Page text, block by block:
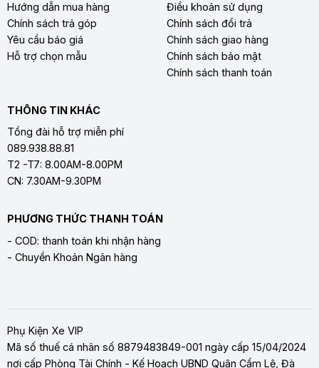
Hướng dẫn mua hàng
Chính sách trả góp
Yêu cầu báo giá
Hỗ trợ chọn mẫu
Điều khoản sử dụng
Chính sách đổi trả
Chính sách giao hàng
Chính sách bảo mật
Chính sách thanh toán
THÔNG TIN KHÁC
Tổng đài hỗ trợ miễn phí
089.938.88.81
T2 -T7: 8.00AM-8.00PM
CN: 7.30AM-9.30PM
PHƯƠNG THỨC THANH TOÁN
- COD: thanh toán khi nhận hàng
- Chuyển Khoản Ngân hàng
Phụ Kiện Xe VIP
Mã số thuế cá nhân số 8879483849-001 ngày cấp 15/04/2024
nơi cấp Phòng Tài Chính - Kế Hoạch UBND Quận Cẩm Lệ, Đà